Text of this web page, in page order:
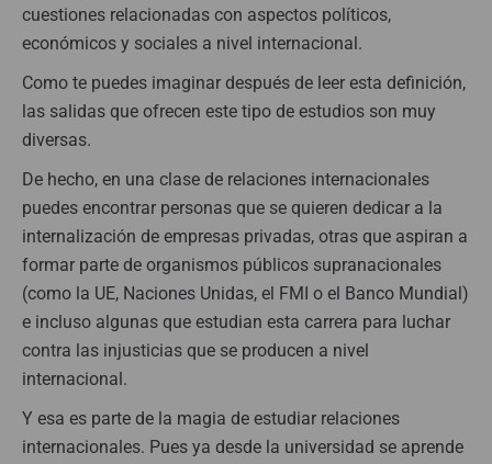
cuestiones relacionadas con aspectos políticos,
económicos y sociales a nivel internacional.
Como te puedes imaginar después de leer esta definición,
las salidas que ofrecen este tipo de estudios son muy
diversas.
De hecho, en una clase de relaciones internacionales
puedes encontrar personas que se quieren dedicar a la
internalización de empresas privadas, otras que aspiran a
formar parte de organismos públicos supranacionales
(como la UE, Naciones Unidas, el FMI o el Banco Mundial)
e incluso algunas que estudian esta carrera para luchar
contra las injusticias que se producen a nivel
internacional.
Y esa es parte de la magia de estudiar relaciones
internacionales. Pues ya desde la universidad se aprende